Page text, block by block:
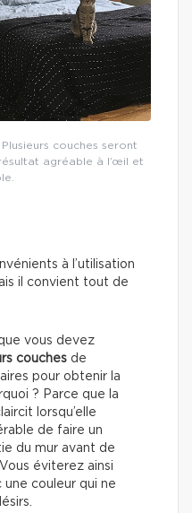
couches seront
agréable à l’œil et
à l’utilisation
il convient tout de
vous devez
couches de
pour obtenir la
? Parce que la
lorsqu’elle
de faire un
du mur avant de
éviterez ainsi
couleur qui ne